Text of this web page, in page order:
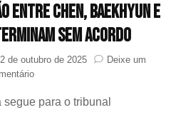
entre Chen, Baekhyun e
sem acordo
2 de outubro de 2025
Deixe um
em
de
para o tribunal